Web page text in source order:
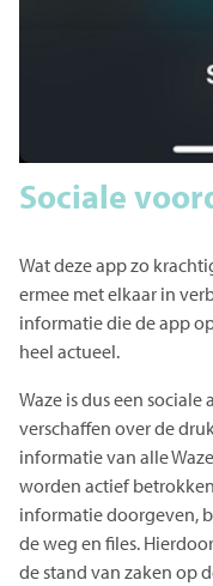
Sociale
Wat deze app zo
ermee met elkaar in
informatie die de app
heel actueel.
Waze is dus een
verschaffen over de
informatie van alle
worden actief
informatie doorgeven,
de weg en files.
de stand van zaken op